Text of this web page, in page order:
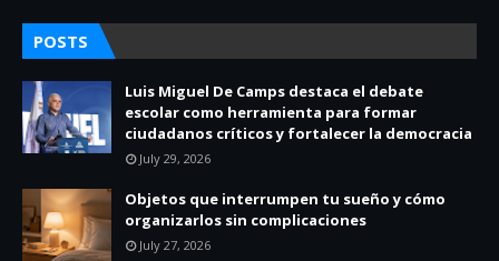
POSTS
Luis Miguel De Camps destaca el debate
escolar como herramienta para formar
ciudadanos críticos y fortalecer la democracia
July 29, 2026
Objetos que interrumpen tu sueño y cómo
organizarlos sin complicaciones
July 27, 2026